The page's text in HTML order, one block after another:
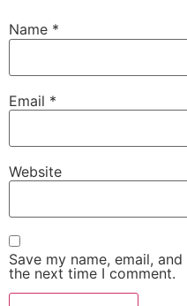
Name *
Email *
Website
Save my name, email,
the next time I comment.